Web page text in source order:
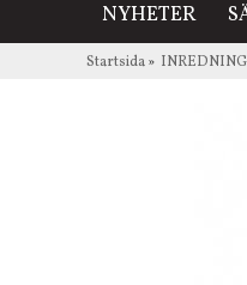
NYHETER
Startsida» INREDNING